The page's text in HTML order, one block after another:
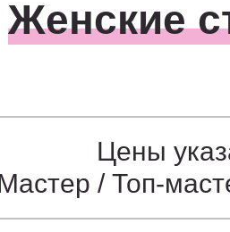
Женские
Цены
/ Топ-